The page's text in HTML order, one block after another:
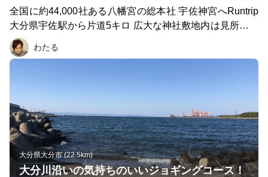
坊主地獄には鬼石の湯があり、追加料金を支払えば入浴す
ることができます。最後は少し離れた「湯けむり展望台」
から、鉄輪温泉の湯けむりを見ましょう。この地区の湯け
むりの独特の光景に圧倒されます。
全国に約44,000社ある八幡宮の総本社 宇佐神宮へRuntrip
大分県宇佐駅から片道5キロ 広大な神社敷地内は見所盛り
沢山 国宝の本殿はもちろんのこと 重要文化財の建物 屋根
つきの呉橋 樹齢800年の大木 宇佐神宮の夫婦石 一生に一
まきがおすすめです
わたる
大分県大分市 (22.5km)
大分川沿いの気持ちのいいジョギングコース！